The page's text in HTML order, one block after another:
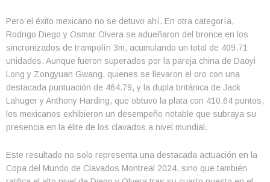
Pero el éxito mexicano no se detuvo ahí. En otra categoría,
Rodrigo Diego y Osmar Olvera se adueñaron del bronce en los
sincronizados de trampolín 3m, acumulando un total de 409.71
unidades. Aunque fueron superados por la pareja china de Daoyi
Long y Zongyuan Gwang, quienes se llevaron el oro con una
destacada puntuación de 464.79, y la dupla británica de Jack
Lahuger y Anthony Harding, que obtuvo la plata con 410.64 puntos,
los mexicanos exhibieron un desempeño notable que subraya su
presencia en la élite de los clavados a nivel mundial.
Este resultado no solo representa una destacada actuación en la
Copa del Mundo de Clavados Montreal 2024, sino que también